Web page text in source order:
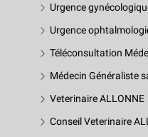
Urgence
Urgence
Téléconsultation
Médecin Généraliste
Veterinaire ALLONNE
Conseil Veterinaire